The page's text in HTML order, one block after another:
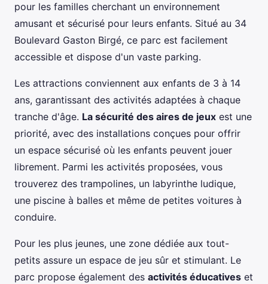
pour les familles cherchant un environnement
amusant et sécurisé pour leurs enfants. Situé au 34
Boulevard Gaston Birgé, ce parc est facilement
accessible et dispose d'un vaste parking.
Les attractions conviennent aux enfants de 3 à 14
ans, garantissant des activités adaptées à chaque
tranche d'âge. La sécurité des aires de jeux est une
priorité, avec des installations conçues pour offrir
un espace sécurisé où les enfants peuvent jouer
librement. Parmi les activités proposées, vous
trouverez des trampolines, un labyrinthe ludique,
une piscine à balles et même de petites voitures à
conduire.
Pour les plus jeunes, une zone dédiée aux tout-
petits assure un espace de jeu sûr et stimulant. Le
parc propose également des activités éducatives et